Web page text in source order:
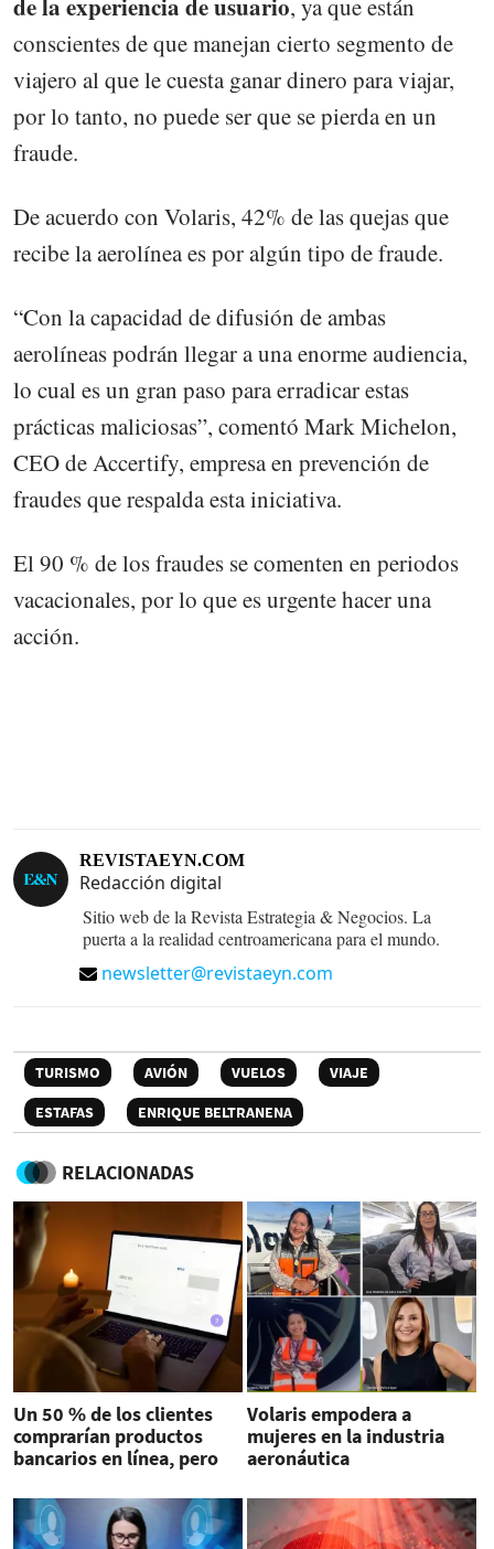
conscientes de que manejan cierto segmento de
viajero al que le cuesta ganar dinero para viajar,
por lo tanto, no puede ser que se pierda en un
fraude.
De acuerdo con Volaris, 42% de las quejas que
recibe la aerolínea es por algún tipo de fraude.
“Con la capacidad de difusión de ambas
aerolíneas podrán llegar a una enorme audiencia,
lo cual es un gran paso para erradicar estas
prácticas maliciosas”, comentó Mark Michelon,
CEO de Accertify, empresa en prevención de
fraudes que respalda esta iniciativa.
El 90 % de los fraudes se comenten en periodos
vacacionales, por lo que es urgente hacer una
acción.
REVISTAEYN.COM
Redacción digital
Sitio web de la Revista Estrategia & Negocios. La
puerta a la realidad centroamericana para el mundo.
newsletter@revistaeyn.com
TURISMO AVIÓN VUELOS
VIAJE
ESTAFAS
ENRIQUE BELTRANENA
RELACIONADAS
Un 50 % de los clientes
comprarían productos
bancarios en línea, pero
Volaris empodera a
mujeres en la industria
aeronáutica